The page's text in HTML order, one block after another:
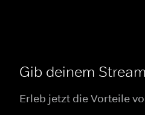
Gib deinem
Erleb jetzt die Vorteile